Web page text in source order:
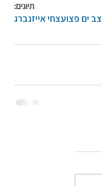
תיוגים:
צב ים פצועצחי אייזנברג